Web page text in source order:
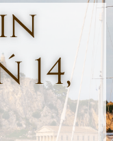
14,